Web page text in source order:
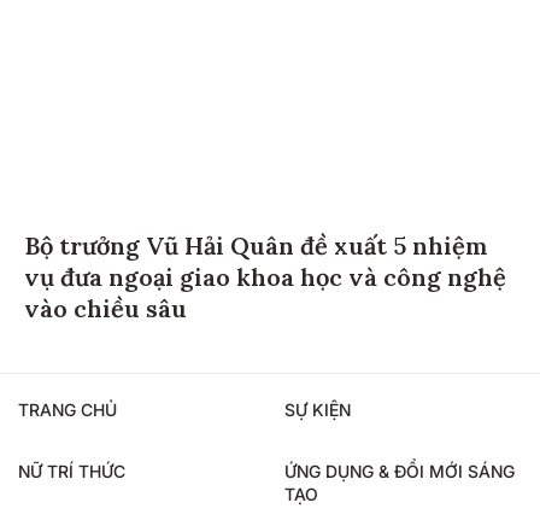
Bộ trưởng Vũ Hải Quân đề xuất 5 nhiệm
vụ đưa ngoại giao khoa học và công nghệ
vào chiều sâu
TRANG CHỦ SỰ KIỆN
NỮ TRÍ THỨC
ỨNG DỤNG & ĐỔI MỚI SÁNG
TẠO